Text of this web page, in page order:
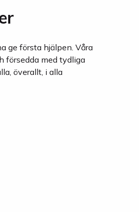
ge första hjälpen. Våra
försedda med tydliga
överallt, i alla